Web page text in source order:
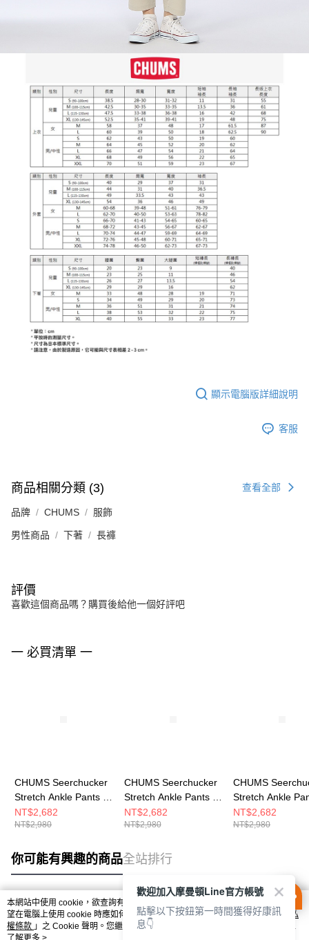
顯示電腦版詳細說明
客服
商品相關分類 (3) 查看全部
品牌 CHUMS 服飾
男性商品 下著 長褲
評價
喜歡這個商品嗎？購買後給他一個好評吧
一 必買清單 一
CHUMS Seerchucker
Stretch Ankle Pants 男
長褲 黑色
CH031421K001
NT$2,682
NT$2,980
CHUMS Seerchucker
Stretch Ankle Pants 男
長褲 深藍
CH031421N001
NT$2,682
NT$2,980
CHUMS
Stretch Ankle
長褲 卡其綠
CH031421M022
NT$2,682
NT$2,980
你可能有興趣的商品全站排行
熱門標籤
本網站中使用 cookie，欲查詢有關本網站使用 cookie 方式之詳情，及若您不希
望在電腦上使用 cookie 時應如何變更電腦的 cookie 設定，請參閱本網站「
隱私
權條款 」之 Cookie 聲明。您繼續使用本網站即表示您同意本公司得按本網站使
用條款之 Cookie 聲明使用 cookie。
了解更多 >
歡迎加入摩曼頓Line官方帳號
點擊以下按鈕第一時間獲得好康訊
息👇